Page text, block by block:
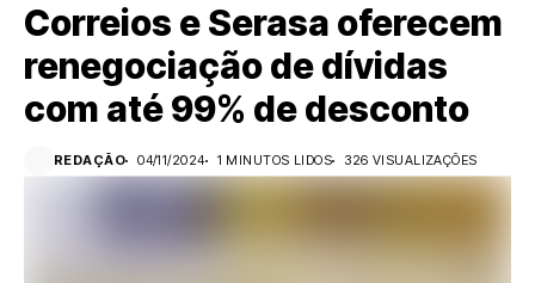
Correios e Serasa oferecem
renegociação de dívidas
com até 99% de desconto
REDAÇÃO 04/11/2024 1 MINUTOS LIDOS 326 VISUALIZAÇÕES